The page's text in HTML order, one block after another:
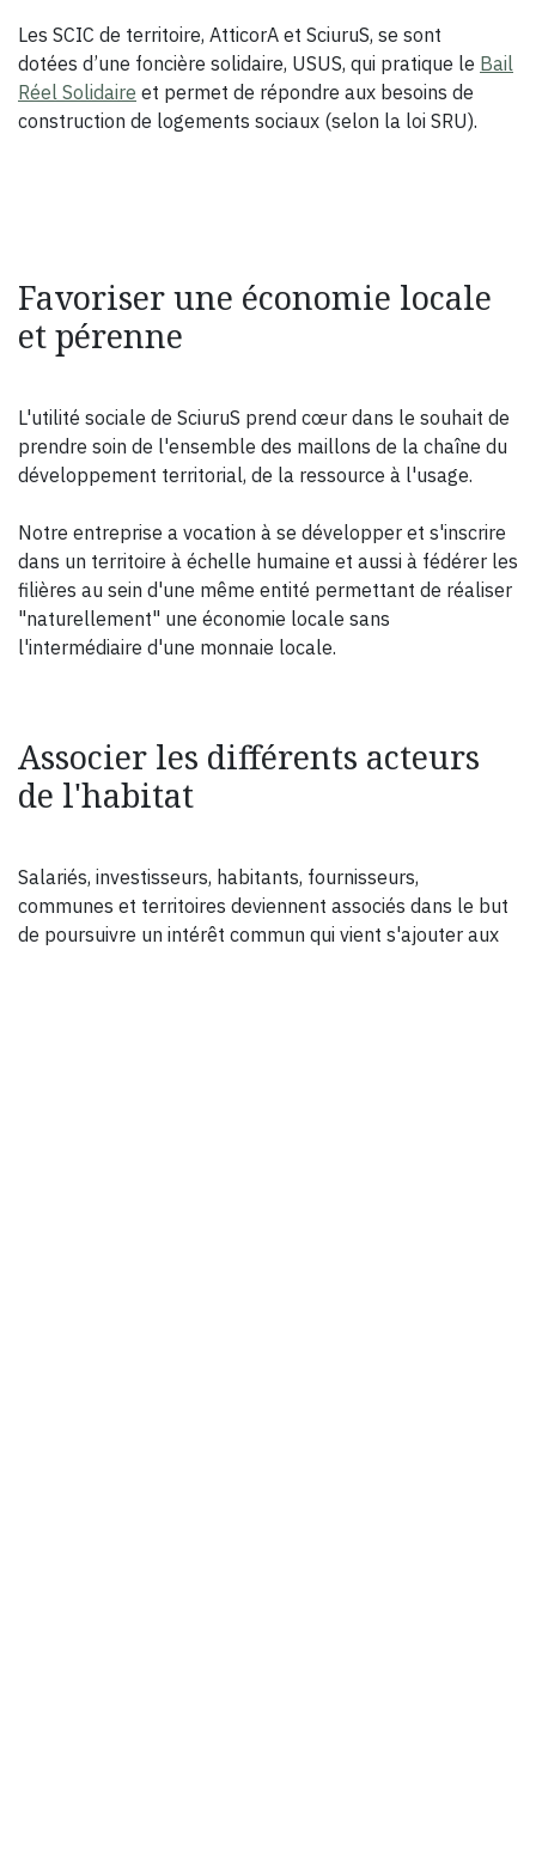
Les SCIC de territoire, AtticorA et SciuruS, se sont
dotées d’une foncière solidaire, USUS, qui pratique le Bail
Réel Solidaire et permet de répondre aux besoins de
construction de logements sociaux (selon la loi SRU).
Favoriser une économie locale
et pérenne
L'utilité sociale de SciuruS prend cœur dans le souhait de
prendre soin de l'ensemble des maillons de la chaîne du
développement territorial, de la ressource à l'usage.
Notre entreprise a vocation à se développer et s'inscrire
dans un territoire à échelle humaine et aussi à fédérer les
filières au sein d'une même entité permettant de réaliser
"naturellement" une économie locale sans
l'intermédiaire d'une monnaie locale.
Associer les différents acteurs
de l'habitat
Salariés, investisseurs, habitants, fournisseurs,
communes et territoires deviennent associés dans le but
de poursuivre un intérêt commun qui vient s'ajouter aux